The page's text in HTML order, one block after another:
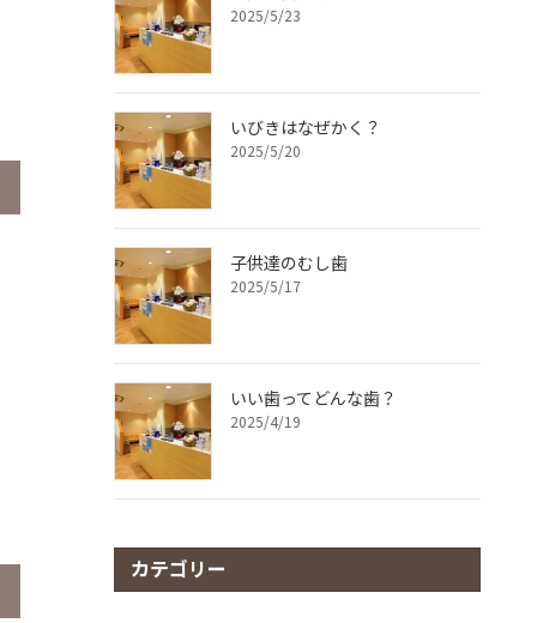
2025/5/23
いびきはなぜかく？
2025/5/20
子供達のむし歯
2025/5/17
いい歯ってどんな歯？
2025/4/19
カテゴリー